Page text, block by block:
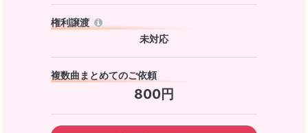
権利譲渡
未対応
複数曲まとめてのご依頼
800円